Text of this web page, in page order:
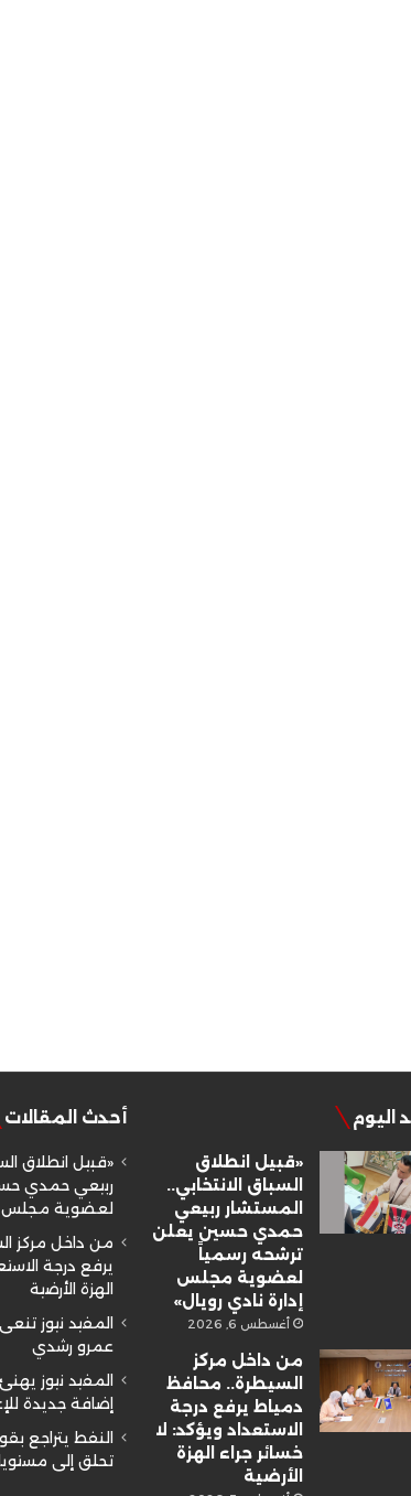
اليوم
«قبيل انطلاق
السباق الانتخابي..
المستشار ربيعي
حمدي حسين يعلن
ترشحه رسمياً
لعضوية مجلس
إدارة نادي رويال»
أغسطس 6, 2026
من داخل مركز
السيطرة.. محافظ
دمياط يرفع درجة
الاستعداد ويؤكد: لا
خسائر جراء الهزة
الأرضية
أحدث المقالات
«قبيل انطلاق
ربيعي حمدي
لعضوية مجلس
من داخل مركز
يرفع درجة
الهزة الأرضية
المفيد نيوز
عمرو رشدي
المفيد نيوز يهنئ
إضافة جديدة
النفط يتراجع
تحلق إلى